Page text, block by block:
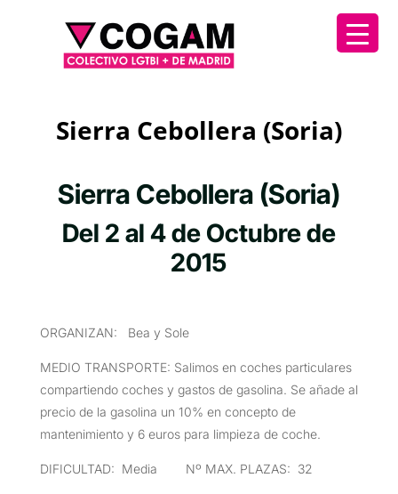
Sierra Cebollera (Soria)
Sierra Cebollera (Soria)
Del 2 al 4 de Octubre de
2015
ORGANIZAN: Bea y Sole
MEDIO TRANSPORTE: Salimos en coches particulares
compartiendo coches y gastos de gasolina. Se añade al
precio de la gasolina un 10% en concepto de
mantenimiento y 6 euros para limpieza de coche.
DIFICULTAD: Media Nº MAX. PLAZAS: 32